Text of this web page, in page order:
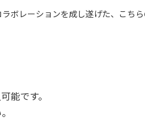
レーションを成し遂げた、こちら
能です。